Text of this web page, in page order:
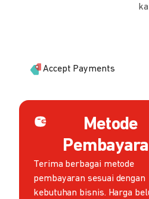
Accept Payments
Metode
Terima berbagai metode
pembayaran sesuai dengan
kebutuhan bisnis. Harga